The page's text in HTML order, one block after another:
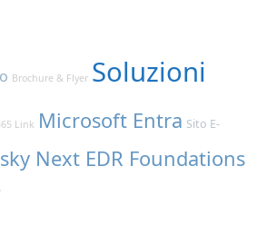
Brochure & Flyer Soluzioni
Link Microsoft Entra Sito E-
Next EDR Foundations